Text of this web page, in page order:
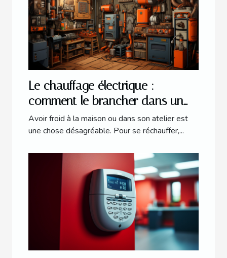
Le chauffage électrique :
comment le brancher dans un
atelier ?
Avoir froid à la maison ou dans son atelier est
une chose désagréable. Pour se réchauffer,...